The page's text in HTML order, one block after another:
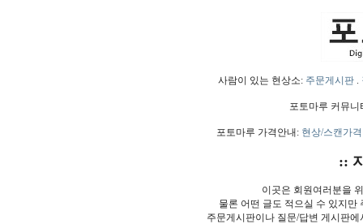
사람이 있는 현상소: 주문게시판.
포토마루 커뮤
포토마루 가격안내: 현상/스캔가격
::
이곳은 회원여러분을
물론 어떤 글도 적으실 수 있지만
주문게시판이나 질문/답변 게시판